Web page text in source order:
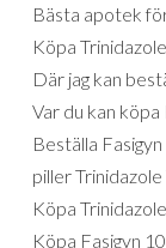
Bästa apotek
Köpa
Där jag kan
Var du kan
Beställa
piller
Köpa
Köpa Fasigyn